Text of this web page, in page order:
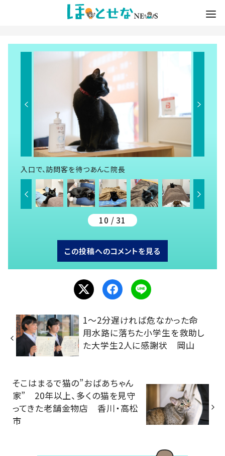
入口で、訪問客を待つあんこ院長
10 / 31
この投稿へのコメントを見る
1～2分遅ければ危なかった命
用水路に落ちた小学生を救助し
た大学生2人に感謝状 岡山
そこはまるで猫の”おばあちゃん
家” 20年以上、多くの猫を見守
ってきた老舗金物店 香川・高松
市